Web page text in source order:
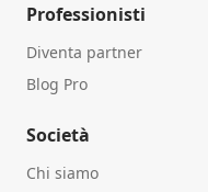
Professionisti
Diventa partner
Blog Pro
Società
Chi siamo